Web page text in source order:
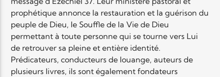
Radio Elyon
prophétique annonce la restauration et la guérison du
peuple de Dieu, le Souffle de la Vie de Dieu
permettant à toute personne qui se tourne vers Lui
de retrouver sa pleine et entière identité.
Prédicateurs, conducteurs de louange, auteurs de
plusieurs livres, ils sont également fondateurs